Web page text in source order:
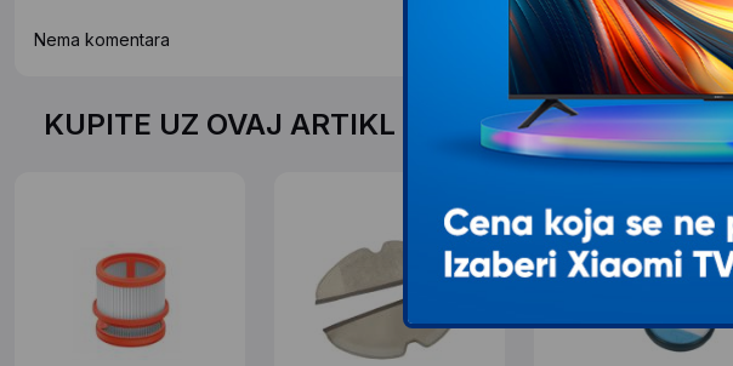
Nema komentara
KUPITE UZ OVAJ ARTIKL PO SPECIJALNOJ CENI